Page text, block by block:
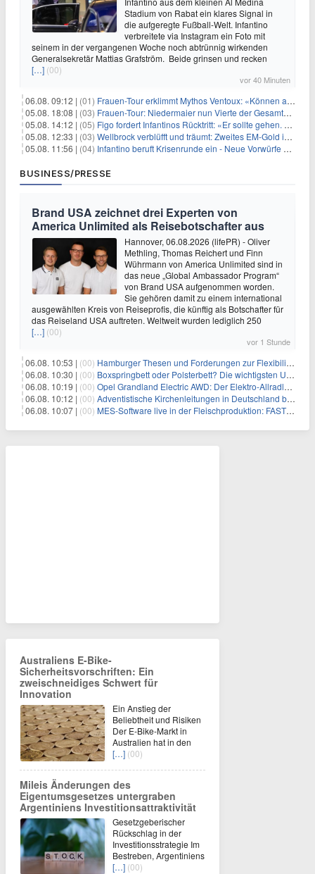
Stadium von Rabat ein klares Signal in
die aufgeregte Fußball-Welt. Infantino
verbreitete via Instagram ein Foto mit
seinem in der vergangenen Woche noch abtrünnig wirkenden
Generalsekretär Mattias Grafström. Beide grinsen und recken
[…] (00)
vor 40 Minuten
06.08. 09:12 | (01) Frauen-Tour erklimmt Mythos Ventoux: «Können alles schaffen»
05.08. 18:08 | (03) Frauen-Tour: Niedermaier nun Vierte der Gesamtwertung
05.08. 14:12 | (05) Figo fordert Infantinos Rücktritt: «Er sollte gehen. Jetzt»
05.08. 12:33 | (03) Wellbrock verblüfft und träumt: Zweites EM-Gold in Paris
05.08. 11:56 | (04) Infantino beruft Krisenrunde ein - Neue Vorwürfe gegen FIFA
BUSINESS/PRESSE
Brand USA zeichnet drei Experten von
America Unlimited als Reisebotschafter aus
Hannover, 06.08.2026 (lifePR) - Oliver
Methling, Thomas Reichert und Finn
Wührmann von America Unlimited sind in
das neue „Global Ambassador Program“
von Brand USA aufgenommen worden.
Sie gehören damit zu einem international
ausgewählten Kreis von Reiseprofis, die künftig als Botschafter für
das Reiseland USA auftreten. Weltweit wurden lediglich 250
[…] (00)
vor 1 Stunde
06.08. 10:53 | (00) Hamburger Thesen und Forderungen zur Flexibilisierung der Arbeitszeit
06.08. 10:30 | (00) Boxspringbett oder Polsterbett? Die wichtigsten Unterschiede im Überblick
06.08. 10:19 | (00) Opel Grandland Electric AWD: Der Elektro-Allradler als zugkräftiges Wohnwagen-Gespann
06.08. 10:12 | (00) Adventistische Kirchenleitungen in Deutschland bekräftigen ihre „Stellungnahme zur gesellschaftlichen Situation“
06.08. 10:07 | (00) MES-Software live in der Fleischproduktion: FASTEC 4 PRO steigert OEE und spart bei Goldschmaus zwei Schichten pro Woche
Australiens E-Bike-
Sicherheitsvorschriften: Ein
zweischneidiges Schwert für
Innovation
Ein Anstieg der
Beliebtheit und Risiken
Der E-Bike-Markt in
Australien hat in den
[…] (00)
Mileis Änderungen des
Eigentumsgesetzes untergraben
Argentiniens Investitionsattraktivität
Gesetzgeberischer
Rückschlag in der
Investitionsstrategie Im
Bestreben, Argentiniens
[…] (00)